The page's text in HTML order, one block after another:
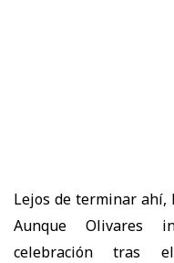
Lejos de terminar ahí,
Aunque Olivares
celebración tras